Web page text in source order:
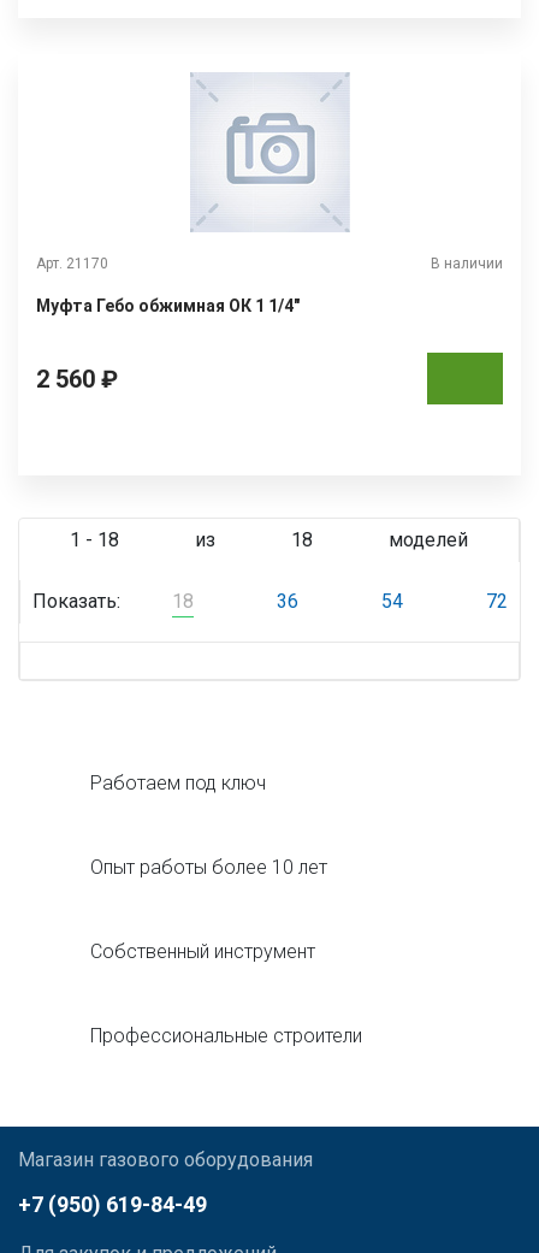
Арт. 21170 В наличии
Муфта Гебо обжимная ОК 1 1/4"
2 560 ₽
1 - 18 из 18 моделей
Показать: 18 36 54 72
Работаем под ключ
Опыт работы более 10 лет
Собственный инструмент
Профессиональные строители
Магазин газового оборудования
+7 (950) 619-84-49